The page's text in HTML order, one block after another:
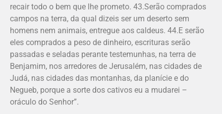
recair todo o bem que lhe prometo. 43.Serão comprados
campos na terra, da qual dizeis ser um deserto sem
homens nem animais, entregue aos caldeus. 44.E serão
eles comprados a peso de dinheiro, escrituras serão
passadas e seladas perante testemunhas, na terra de
Benjamim, nos arredores de Jerusalém, nas cidades de
Judá, nas cidades das montanhas, da planície e do
Negueb, porque a sorte dos cativos eu a mudarei –
oráculo do Senhor”.